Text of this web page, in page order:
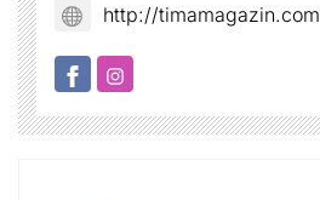
http://timamagazin.com